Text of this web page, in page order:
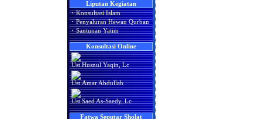
Liputan Kegiatan
· Konsultasi Islam
· Penyaluran Hewan Qurban
· Santunan Yatim
Konsultasi Online
Ust.Husnul Yaqin, Lc
Ust.Amar Abdullah
Ust.Saed As-Saedy, Lc
Fatwa Seputar Sholat